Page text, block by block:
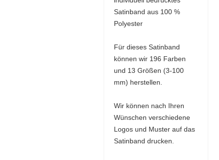
Satinband aus 100 %
Polyester
Für dieses Satinband
können wir 196 Farben
und 13 Größen (3-100
mm) herstellen.
Wir können nach Ihren
Wünschen verschiedene
Logos und Muster auf das
Satinband drucken.